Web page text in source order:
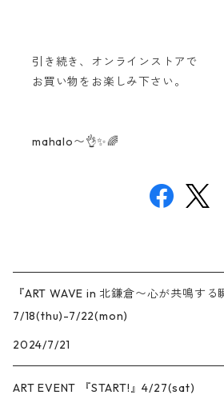
引き続き、オンラインストアで
お買い物をお楽しみ下さい。
mahalo〜👌✨🌈
『ART WAVE in 北鎌倉〜心が共鳴する
7/18(thu)-7/22(mon)
2024/7/21
ART EVENT 『START!』4/27(sat)